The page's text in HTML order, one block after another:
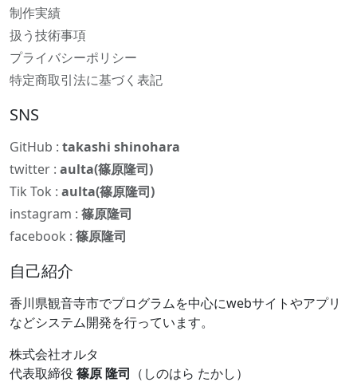
制作実績
扱う技術事項
プライバシーポリシー
特定商取引法に基づく表記
SNS
GitHub : takashi shinohara
twitter : aulta(篠原隆司)
Tik Tok : aulta(篠原隆司)
instagram : 篠原隆司
facebook : 篠原隆司
自己紹介
香川県観音寺市でプログラムを中心にwebサイトやアプリ
などシステム開発を行っています。
株式会社オルタ
代表取締役 篠原 隆司 （しのはら たかし）